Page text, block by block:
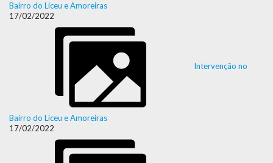
Bairro do Liceu e Amoreiras
17/02/2022
Intervenção no
Bairro do Liceu e Amoreiras
17/02/2022